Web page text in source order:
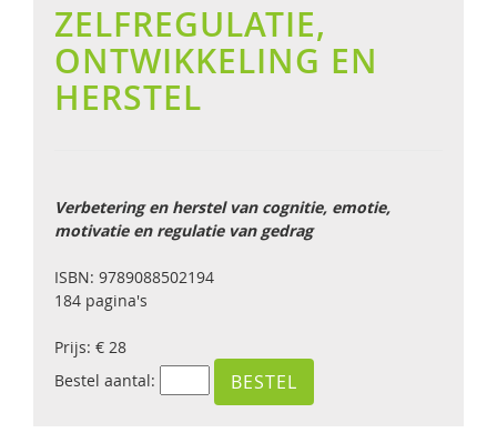
ZELFREGULATIE,
ONTWIKKELING EN
HERSTEL
Verbetering en herstel van cognitie, emotie,
motivatie en regulatie van gedrag
ISBN: 9789088502194
184 pagina's
Prijs: € 28
Bestel aantal: